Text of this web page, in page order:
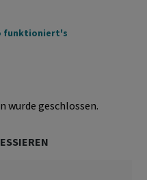
funktioniert's
geschlossen.